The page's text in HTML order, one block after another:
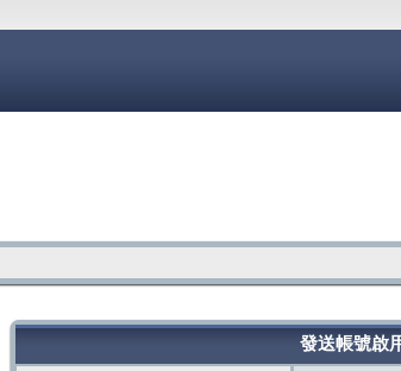
發送帳號啟